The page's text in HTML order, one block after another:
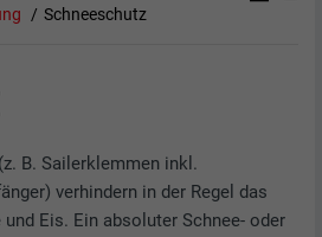
Schneeschutz
B. Sailerklemmen inkl.
verhindern in der Regel das
Eis. Ein absoluter Schnee- oder